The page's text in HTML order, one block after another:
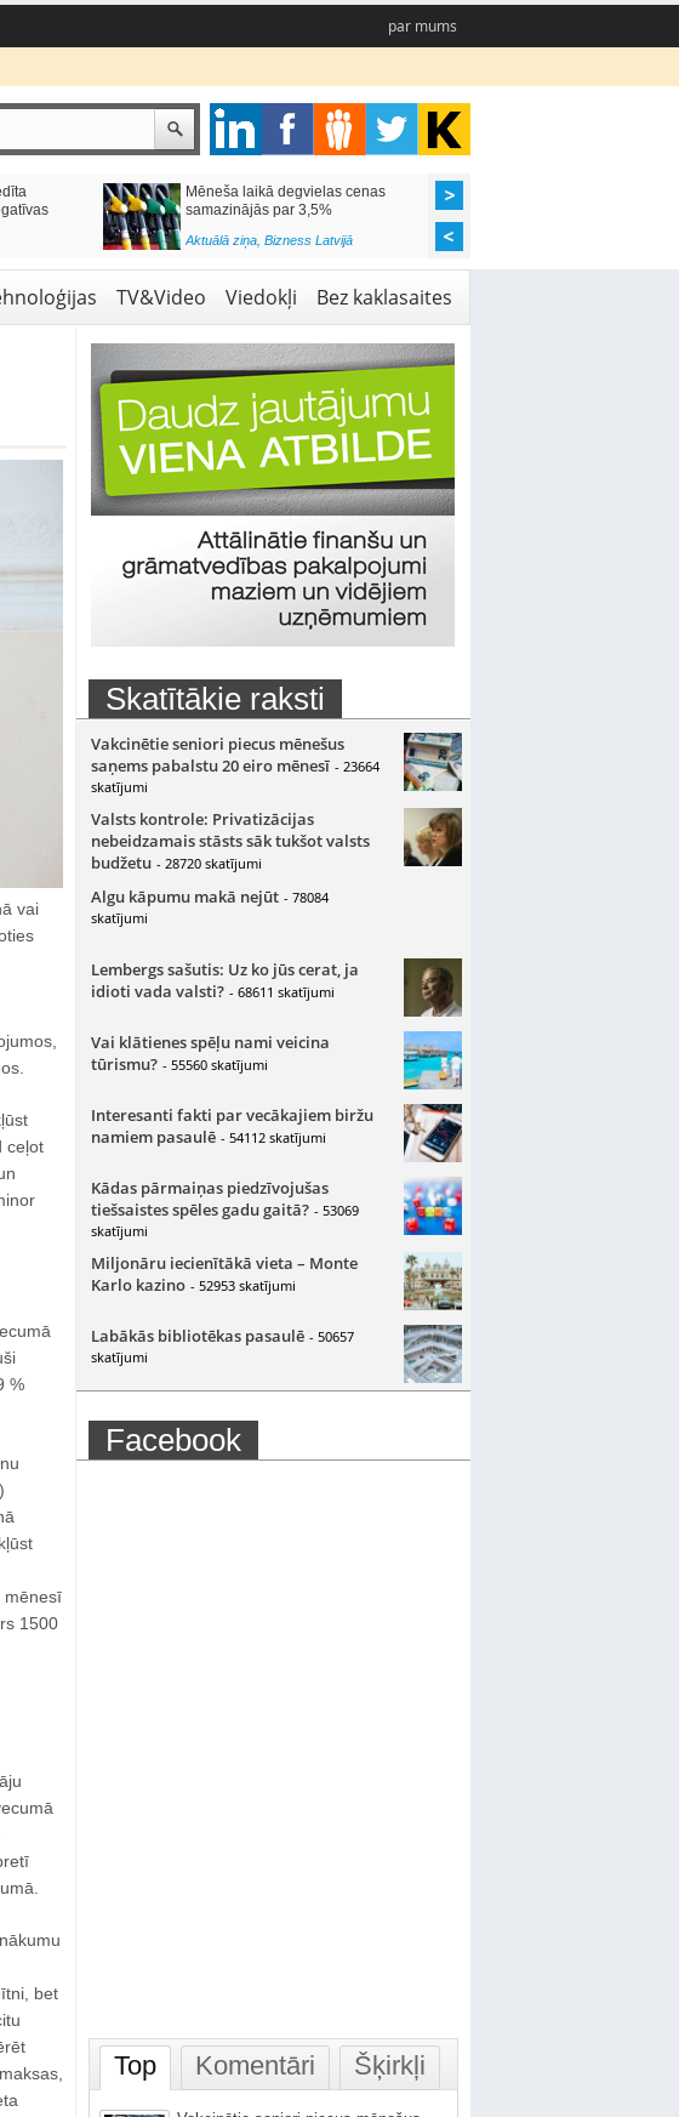
par mums
Mēneša laikā degvielas cenas
samazinājās par 3,5%
Aktuālā ziņa,Bizness Latvijā
TV&Video Viedokļi Bez kaklasaites
vai
ceļot
%
mēnesī
1500
bet
Skatītākie raksti
Vakcinētie seniori piecus mēnešus
saņems pabalstu 20 eiro mēnesī - 23664
skatījumi
Valsts kontrole: Privatizācijas
nebeidzamais stāsts sāk tukšot valsts
budžetu - 28720 skatījumi
Algu kāpumu makā nejūt - 78084
skatījumi
Lembergs sašutis: Uz ko jūs cerat, ja
idioti vada valsti? - 68611 skatījumi
Vai klātienes spēļu nami veicina
tūrismu? - 55560 skatījumi
Interesanti fakti par vecākajiem biržu
namiem pasaulē - 54112 skatījumi
Kādas pārmaiņas piedzīvojušas
tiešsaistes spēles gadu gaitā? - 53069
skatījumi
Miljonāru iecienītākā vieta – Monte
Karlo kazino - 52953 skatījumi
Labākās bibliotēkas pasaulē - 50657
skatījumi
Facebook
Top Komentāri Šķirkļi